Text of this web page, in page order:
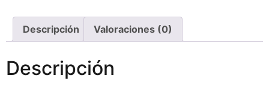
Descripción Valoraciones (0)
Descripción